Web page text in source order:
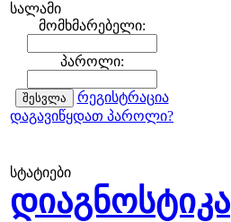
სალამი
მომხმარებელი:
პაროლი:
რეგისტრაცია
დაგავიწყდათ პაროლი?
სტატიები
დიაგნოსტიკა